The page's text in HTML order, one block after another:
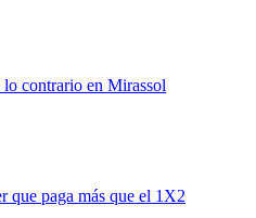
contrario en Mirassol
que paga más que el 1X2